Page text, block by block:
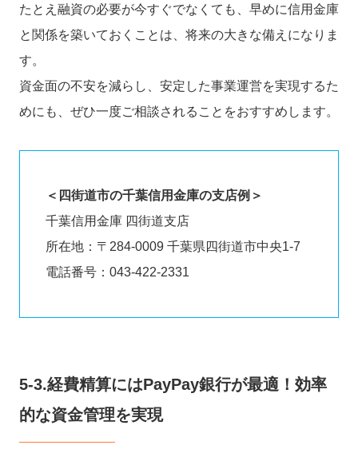
たとえ融資の必要が今すぐでなくても、早めに信用金庫
と関係を築いておくことは、将来の大きな備えになりま
す。
資金面の不安を減らし、安定した事業運営を実現するた
めにも、ぜひ一度ご相談されることをおすすめします。
＜四街道市の千葉信用金庫の支店例＞
千葉信用金庫 四街道支店
所在地：〒284-0009 千葉県四街道市中央1-7
電話番号：043-422-2331
5-3.経費精算にはPayPay銀行が最適！効率
的な資金管理を実現